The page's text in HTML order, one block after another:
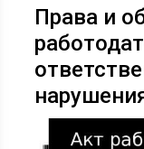
Права и